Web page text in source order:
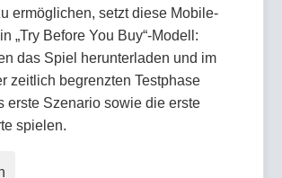
ermöglichen, setzt diese Mobile-
„Try Before You Buy“-Modell:
das Spiel herunterladen und im
zeitlich begrenzten Testphase
erste Szenario sowie die erste
spielen.